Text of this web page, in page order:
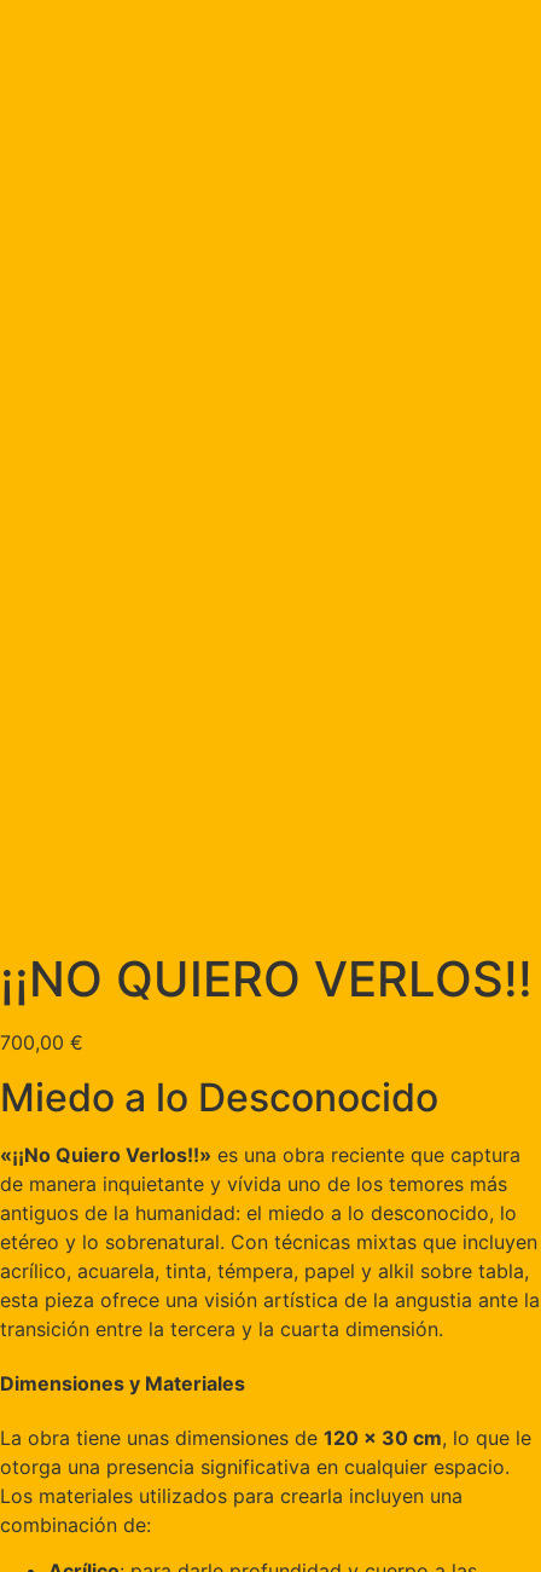
¡¡NO QUIERO VERLOS!!
700,00 €
Miedo a lo Desconocido
«¡¡No Quiero Verlos!!» es una obra reciente que captura
de manera inquietante y vívida uno de los temores más
antiguos de la humanidad: el miedo a lo desconocido, lo
etéreo y lo sobrenatural. Con técnicas mixtas que incluyen
acrílico, acuarela, tinta, témpera, papel y alkil sobre tabla,
esta pieza ofrece una visión artística de la angustia ante la
transición entre la tercera y la cuarta dimensión.
Dimensiones y Materiales
La obra tiene unas dimensiones de 120 x 30 cm, lo que le
otorga una presencia significativa en cualquier espacio.
Los materiales utilizados para crearla incluyen una
combinación de: